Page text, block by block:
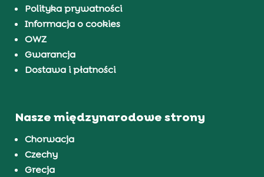
Polityka prywatności
Informacja o cookies
OWZ
Gwarancja
Dostawa i płatności
Nasze międzynarodowe strony
Chorwacja
Czechy
Grecja